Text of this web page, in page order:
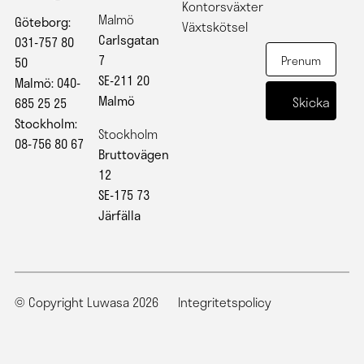
Göteborg:
031-757 80
50
Malmö: 040-
685 25 25
Stockholm:
08-756 80 67
Malmö
Carlsgatan
7
SE-211 20
Malmö
Stockholm
Bruttovägen
12
SE-175 73
Järfälla
Kontorsväxter
Växtskötsel
© Copyright Luwasa 2026 Integritetspolicy